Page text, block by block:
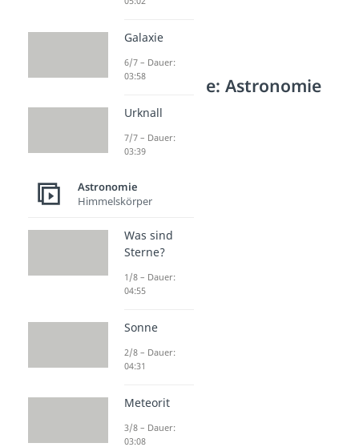
Weitere Inhalte: Astronomie
Planetensystem
Dauer: 05:26
Sonnensystem
Venus
Dauer: 04:56
Erde
Dauer: 04:42
Dauer: 04:55
Jupiter
Saturn
Uranus
Dauer: 03:57
Dauer: 03:21
Galaxie
6/7 – Dauer:
03:58
Urknall
7/7 – Dauer:
03:39
Astronomie
Himmelskörper
Was sind
Sterne?
1/8 – Dauer:
04:55
Sonne
2/8 – Dauer:
04:31
Meteorit
3/8 – Dauer:
03:08